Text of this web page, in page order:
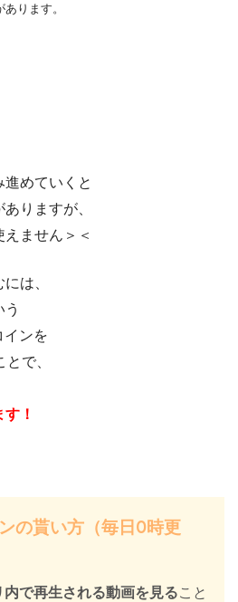
あります。
めていくと
りますが、
ません＞＜
は、
う
インを
とで、
！
の貰い方（毎日0時更
で再生される動画を見ること